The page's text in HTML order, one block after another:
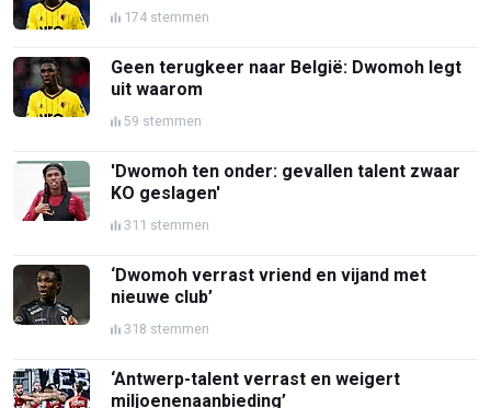
174 stemmen
Geen terugkeer naar België: Dwomoh legt
uit waarom
59 stemmen
'Dwomoh ten onder: gevallen talent zwaar
KO geslagen'
311 stemmen
‘Dwomoh verrast vriend en vijand met
nieuwe club’
318 stemmen
‘Antwerp-talent verrast en weigert
miljoenenaanbieding’